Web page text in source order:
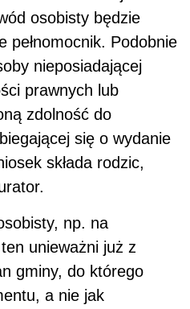
osobisty będzie
pełnomocnik. Podobnie
nieposiadającej
prawnych lub
zdolność do
się o wydanie
składa rodzic,
np. na
unieważni już z
gminy, do którego
a nie jak